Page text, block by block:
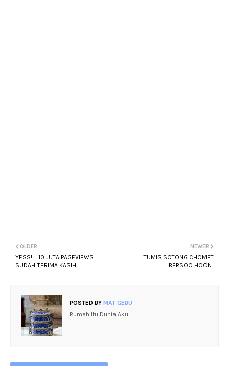
NEWER
TUMIS SOTONG CHOMET
BERSOO HOON..
OLDER
YESS!!... 10 JUTA PAGEVIEWS
SUDAH..TERIMA KASIH!
POSTED BY MAT GEBU
Rumah Itu Dunia Aku.....